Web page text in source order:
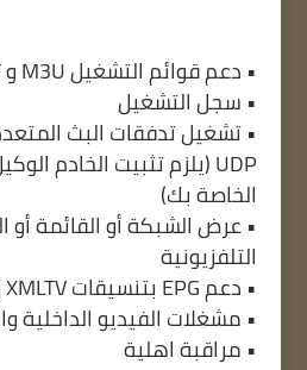
• دعم قوائم التشغيل M3U و XSPF
• سجل التشغيل
• تشغيل تدفقات البث
الخاصة بك)
• عرض الشبكة أو القائمة أو
التلفزيونية
• دعم EPG بتنسيقات XMLTV و JTV
• مشغلات الفيديو الداخلية
• مراقبة اهلية